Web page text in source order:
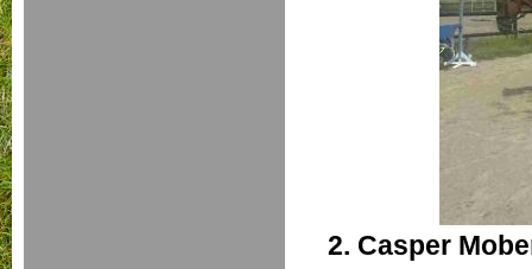
2. Casper